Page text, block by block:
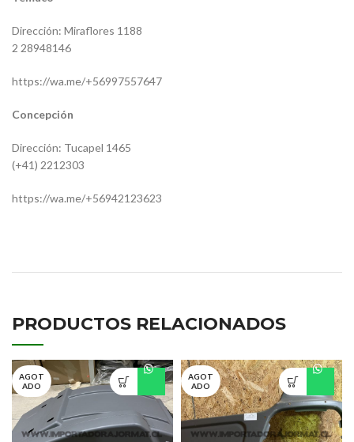
Dirección: Miraflores 1188
2 28948146
https://wa.me/+56997557647
Concepción
Dirección: Tucapel 1465
(+41) 2212303
https://wa.me/+56942123623
PRODUCTOS RELACIONADOS
AGOT
ADO
AGOT
ADO